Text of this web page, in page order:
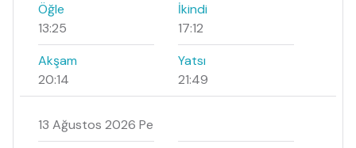
Öğle
13:25
İkindi
17:12
Akşam
20:14
Yatsı
21:49
13 Ağustos 2026 Pe